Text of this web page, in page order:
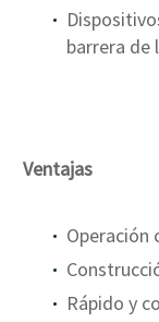
barrera de
Ventajas
Operación
Rápido y